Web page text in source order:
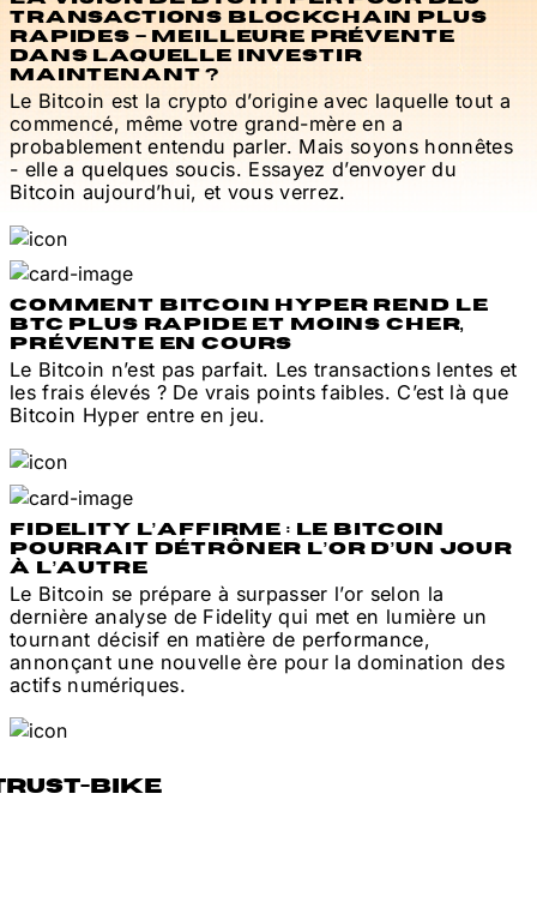
TRANSACTIONS BLOCKCHAIN PLUS
RAPIDES – MEILLEURE PRÉVENTE
DANS LAQUELLE INVESTIR
MAINTENANT ?
Le Bitcoin est la crypto d’origine avec laquelle tout a
commencé, même votre grand-mère en a
probablement entendu parler. Mais soyons honnêtes
- elle a quelques soucis. Essayez d’envoyer du
Bitcoin aujourd’hui, et vous verrez.
COMMENT BITCOIN HYPER REND LE
BTC PLUS RAPIDE ET MOINS CHER,
PRÉVENTE EN COURS
Le Bitcoin n’est pas parfait. Les transactions lentes et
les frais élevés ? De vrais points faibles. C’est là que
Bitcoin Hyper entre en jeu.
FIDELITY L’AFFIRME : LE BITCOIN
POURRAIT DÉTRÔNER L’OR D’UN JOUR
À L’AUTRE
Le Bitcoin se prépare à surpasser l’or selon la
dernière analyse de Fidelity qui met en lumière un
tournant décisif en matière de performance,
annonçant une nouvelle ère pour la domination des
actifs numériques.